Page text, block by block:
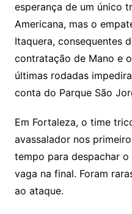
esperança de um único
Americana, mas o
Itaquera, consequentes
contratação de Mano e
últimas rodadas
conta do Parque São
Em Fortaleza, o time
avassalador nos
tempo para despachar
vaga na final. Foram
ao ataque.